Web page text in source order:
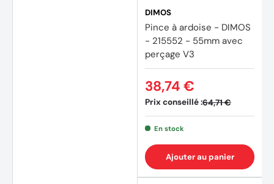
DIMOS
Pince à ardoise - DIMOS
- 215552 - 55mm avec
perçage V3
Prix conseillé :64,71 €
38,74 €
En stock
Ajouter au panier